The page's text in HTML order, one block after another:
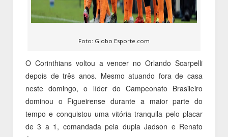
Foto: Globo Esporte.com
O Corinthians voltou a vencer no Orlando Scarpelli
depois de três anos. Mesmo atuando fora de casa
neste domingo, o líder do Campeonato Brasileiro
dominou o Figueirense durante a maior parte do
tempo e conquistou uma vitória tranquila pelo placar
de 3 a 1, comandada pela dupla Jadson e Renato